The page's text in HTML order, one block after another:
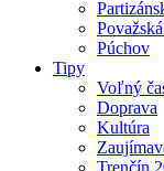
Púchov
Tipy
Voľný
Doprava
Kultúra
Trenčín